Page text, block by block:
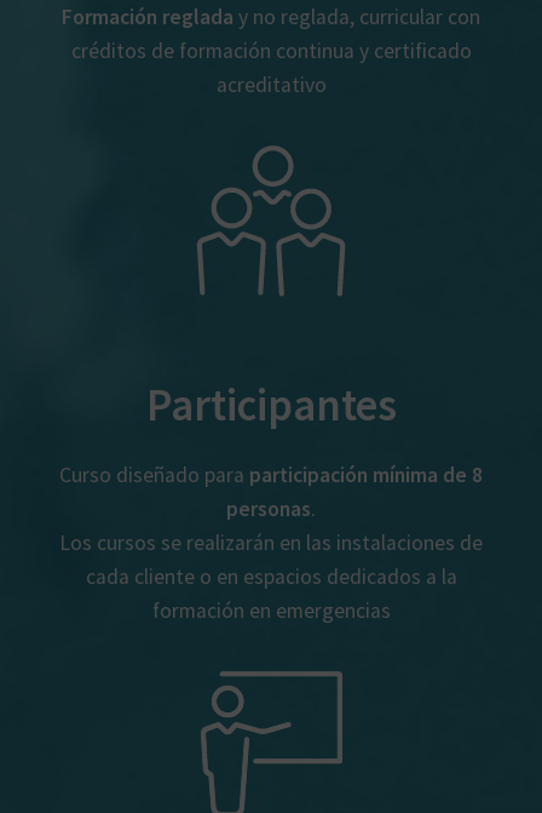
Formación reglada y no reglada, curricular con
créditos de formación continua y certificado
acreditativo
Participantes
Curso diseñado para participación mínima de 8
personas.
Los cursos se realizarán en las instalaciones de
cada cliente o en espacios dedicados a la
formación en emergencias